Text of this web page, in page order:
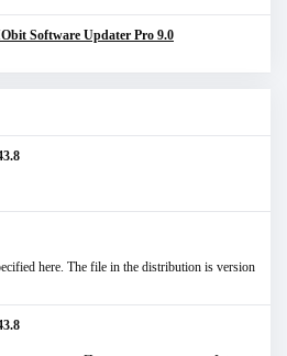
Software Updater Pro 9.0
here. The file in the distribution is version